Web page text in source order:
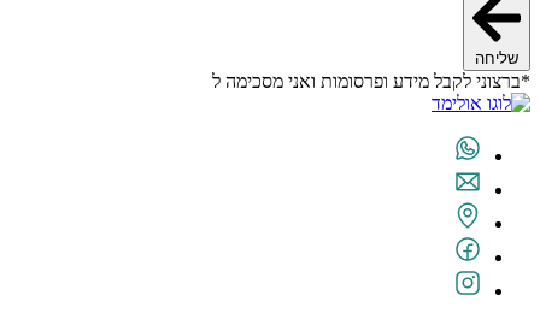
שליחה
*ברצוני לקבל מידע ופרסומות ואני מסכימה ל